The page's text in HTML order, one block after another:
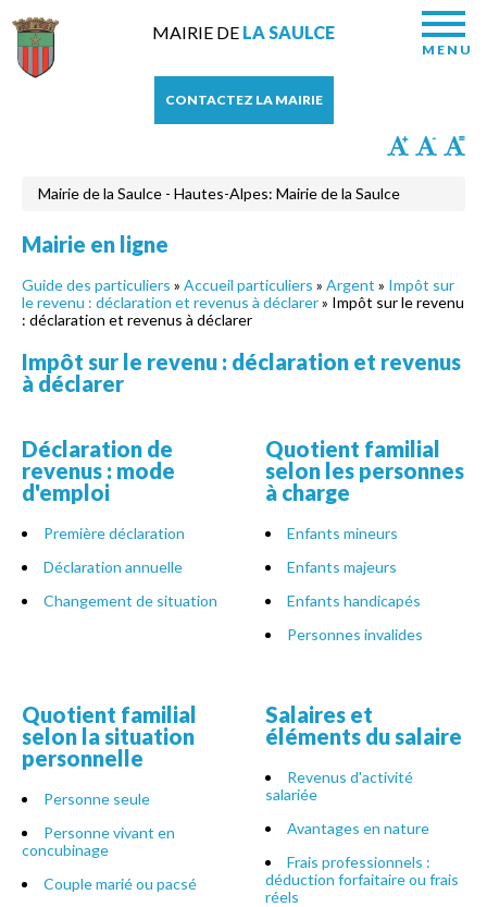
MAIRIE DE LA SAULCE
MENU
CONTACTEZ LA MAIRIE
Mairie de la Saulce - Hautes-Alpes: Mairie de la Saulce
Mairie en ligne
Guide des particuliers » Accueil particuliers » Argent » Impôt sur
le revenu : déclaration et revenus à déclarer» Impôt sur le revenu
: déclaration et revenus à déclarer
Impôt sur le revenu : déclaration et revenus
à déclarer
Déclaration de
revenus : mode
d'emploi
Première déclaration
Déclaration annuelle
Changement de situation
Quotient familial
selon les personnes
à charge
Enfants mineurs
Enfants majeurs
Enfants handicapés
Personnes invalides
Quotient familial
selon la situation
personnelle
Personne seule
Personne vivant en
concubinage
Couple marié ou pacsé
Salaires et
éléments du salaire
Revenus d'activité
salariée
Avantages en nature
Frais professionnels :
déduction forfaitaire ou frais
réels